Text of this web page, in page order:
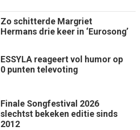
Zo schitterde Margriet
Hermans drie keer in ‘Eurosong’
ESSYLA reageert vol humor op
0 punten televoting
Finale Songfestival 2026
slechtst bekeken editie sinds
2012